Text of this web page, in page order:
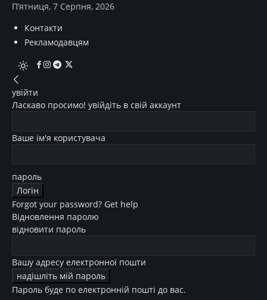
П’ятниця, 7 Серпня, 2026
Контакти
Рекламодавцям
увійти
Ласкаво просимо! увійдіть в свій аккаунт
Ваше ім'я користувача
пароль
Forgot your password? Get help
Відновлення паролю
відновити пароль
Вашу адресу електронної пошти
Пароль буде по електронній пошті до вас.